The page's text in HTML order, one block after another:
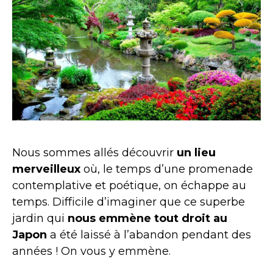
Nous sommes allés découvrir un lieu
merveilleux où, le temps d’une promenade
contemplative et poétique, on échappe au
temps. Difficile d’imaginer que ce superbe
jardin qui nous emmène tout droit au
Japon a été laissé à l’abandon pendant des
années ! On vous y emmène.